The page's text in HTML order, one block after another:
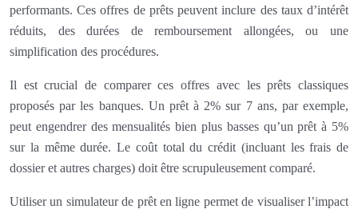
performants. Ces offres de prêts peuvent inclure des taux d’intérêt
réduits, des durées de remboursement allongées, ou une
simplification des procédures.
Il est crucial de comparer ces offres avec les prêts classiques
proposés par les banques. Un prêt à 2% sur 7 ans, par exemple,
peut engendrer des mensualités bien plus basses qu’un prêt à 5%
sur la même durée. Le coût total du crédit (incluant les frais de
dossier et autres charges) doit être scrupuleusement comparé.
Utiliser un simulateur de prêt en ligne permet de visualiser l’impact